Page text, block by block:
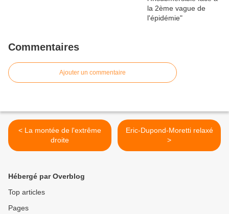
Commentaires
Ajouter un commentaire
< La montée de l'extrême
droite
Eric-Dupond-Moretti relaxé
>
Hébergé par Overblog
Top articles
Pages